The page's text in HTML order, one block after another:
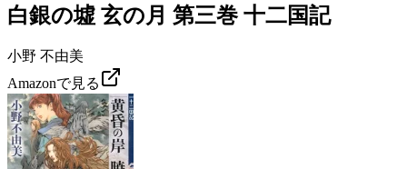
白銀の墟 玄の月 第三巻 十二国記
小野 不由美
Amazonで見る